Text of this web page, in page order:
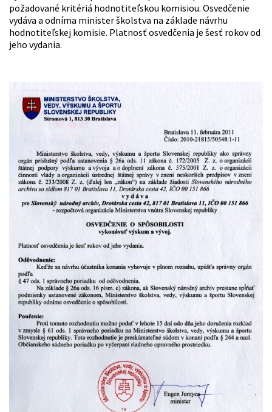
požadované kritériá hodnotiteľskou komisiou. Osvedčenie
vydáva a odníma minister školstva na základe návrhu
hodnotiteľskej komisie. Platnosť osvedčenia je šesť rokov od
jeho vydania.